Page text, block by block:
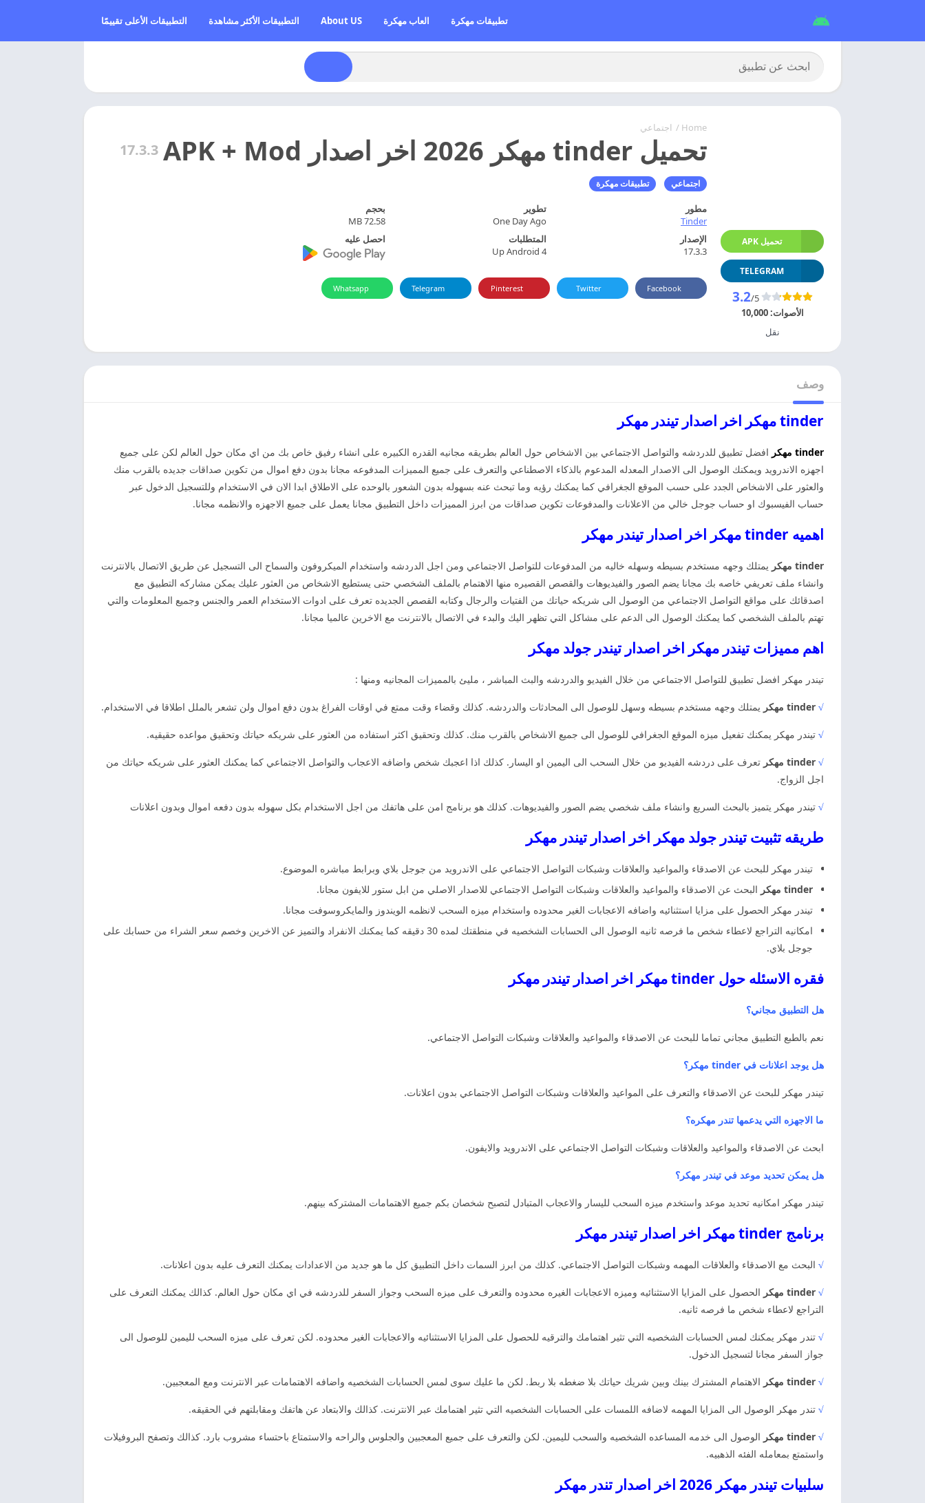
تطبيقات مهكرة العاب مهكرة About US التطبيقات الأكثر مشاهدة التطبيقات الأعلى تقييمًا
Home
/ اجتماعي
تحميل tinder مهكر 2026 اخر اصدار APK + Mod 17.3.3
اجتماعي تطبيقات مهكرة
تحميل APK
TELEGRAM
3.2/5
الأصوات:10,000
نقل
مطور
Tinder
تطوير
One Day Ago
بحجم
72.58 MB
الإصدار
17.3.3
المتطلبات
Up Android 4
احصل عليه
Facebook
Twitter
Pinterest
Telegram
Whatsapp
وصف
tinder مهكر اخر اصدار تيندر مهكر
tinder مهكر
افضل تطبيق للدردشه والتواصل الاجتماعي بين الاشخاص حول العالم بطريقه مجانيه القدره الكبيره على انشاء رفيق خاص بك من اي مكان حول العالم لكن على جميع
اجهزه الاندرويد ويمكنك الوصول الى الاصدار المعدله المدعوم بالذكاء الاصطناعي والتعرف على جميع المميزات المدفوعه مجانا بدون دفع اموال من تكوين صداقات جديده بالقرب منك
والعثور على الاشخاص الجدد على حسب الموقع الجغرافي كما يمكنك رؤيه وما تبحث عنه بسهوله بدون الشعور بالوحده على الاطلاق ابدا الان في الاستخدام وللتسجيل الدخول عبر
حساب الفيسبوك او حساب جوجل خالي من الاعلانات والمدفوعات تكوين صداقات من ابرز المميزات داخل التطبيق مجانا يعمل على جميع الاجهزه والانظمه مجانا.
اهميه tinder مهكر اخر اصدار تيندر مهكر
tinder مهكر
يمتلك وجهه مستخدم بسيطه وسهله خاليه من المدفوعات للتواصل الاجتماعي ومن اجل الدردشه واستخدام الميكروفون والسماح الى التسجيل عن طريق الاتصال بالانترنت
وانشاء ملف تعريفي خاصه بك مجانا يضم الصور والفيديوهات والقصص القصيره منها الاهتمام بالملف الشخصي حتى يستطيع الاشخاص من العثور عليك يمكن مشاركه التطبيق مع
اصدقائك على مواقع التواصل الاجتماعي من الوصول الى شريكه حياتك من الفتيات والرجال وكتابه القصص الجديده تعرف على ادوات الاستخدام العمر والجنس وجميع المعلومات والتي
تهتم بالملف الشخصي كما يمكنك الوصول الى الدعم على مشاكل التي تظهر اليك والبدء في الاتصال بالانترنت مع الاخرين عالميا مجانا.
اهم مميزات تيندر مهكر اخر اصدار تيندر جولد مهكر
تيندر مهكر افضل تطبيق للتواصل الاجتماعي من خلال الفيديو والدردشه والبث المباشر ، مليئ بالمميزات المجانيه ومنها :
√ tinder مهكر يمتلك وجهه مستخدم بسيطه وسهل للوصول الى المحادثات والدردشه. كذلك وقضاء وقت ممتع في اوقات الفراغ بدون دفع اموال ولن تشعر بالملل اطلاقا في الاستخدام.
√ تيندر مهكر يمكنك تفعيل ميزه الموقع الجغرافي للوصول الى جميع الاشخاص بالقرب منك. كذلك وتحقيق اكثر استفاده من العثور على شريكه حياتك وتحقيق مواعده حقيقيه.
√ tinder مهكر
تعرف على دردشه الفيديو من خلال السحب الى اليمين او اليسار. كذلك اذا اعجبك شخص واضافه الاعجاب والتواصل الاجتماعي كما يمكنك العثور على شريكه حياتك من
اجل الزواج.
√ تيندر مهكر يتميز بالبحث السريع وانشاء ملف شخصي يضم الصور والفيديوهات. كذلك هو برنامج امن على هاتفك من اجل الاستخدام بكل سهوله بدون دفعه اموال وبدون اعلانات
طريقه تثبيت تيندر جولد مهكر اخر اصدار تيندر مهكر
تيندر مهكر للبحث عن الاصدقاء والمواعيد والعلاقات وشبكات التواصل الاجتماعي على الاندرويد من جوجل بلاي وبرابط مباشره الموضوع.
tinder مهكر
البحث عن الاصدقاء والمواعيد والعلاقات وشبكات التواصل الاجتماعي للاصدار الاصلي من ابل ستور للايفون مجانا.
تيندر مهكر الحصول على مزايا استثنائيه واضافه الاعجابات الغير محدوده واستخدام ميزه السحب لانظمه الويندوز والمايكروسوفت مجانا.
امكانيه التراجع لاعطاء شخص ما فرصه ثانيه الوصول الى الحسابات الشخصيه في منطقتك لمده 30 دقيقه كما يمكنك الانفراد والتميز عن الاخرين وخصم سعر الشراء من حسابك على
جوجل بلاي.
فقره الاسئله حول tinder مهكر اخر اصدار تيندر مهكر
هل التطبيق مجاني؟
نعم بالطبع التطبيق مجاني تماما للبحث عن الاصدقاء والمواعيد والعلاقات وشبكات التواصل الاجتماعي.
هل يوجد اعلانات في tinder مهكر؟
تيندر مهكر للبحث عن الاصدقاء والتعرف على المواعيد والعلاقات وشبكات التواصل الاجتماعي بدون اعلانات.
ما الاجهزه التي يدعمها تندر مهكره؟
ابحث عن الاصدقاء والمواعيد والعلاقات وشبكات التواصل الاجتماعي على الاندرويد والايفون.
هل يمكن تحديد موعد في تيندر مهكر؟
تيندر مهكر امكانيه تحديد موعد واستخدم ميزه السحب لليسار والاعجاب المتبادل لتصبح شخصان بكم جميع الاهتمامات المشتركه بينهم.
برنامج tinder مهكر اخر اصدار تيندر مهكر
√ البحث مع الاصدقاء والعلاقات المهمه وشبكات التواصل الاجتماعي. كذلك من ابرز السمات داخل التطبيق كل ما هو جديد من الاعدادات يمكنك التعرف عليه بدون اعلانات.
√ tinder مهكر
الحصول على المزايا الاستثنائيه وميزه الاعجابات الغيره محدوده والتعرف على ميزه السحب وجواز السفر للدردشه في اي مكان حول العالم. كذالك يمكنك التعرف على
التراجع لاعطاء شخص ما فرصه ثانيه.
√ تندر مهكر يمكنك لمس الحسابات الشخصيه التي تثير اهتمامك والترقيه للحصول على المزايا الاستثنائيه والاعجابات الغير محدوده. لكن تعرف على ميزه السحب لليمين للوصول الى
جواز السفر مجانا لتسجيل الدخول.
√ tinder مهكر الاهتمام المشترك بينك وبين شريك حياتك بلا ضغطه بلا ربط. لكن ما عليك سوى لمس الحسابات الشخصيه واضافه الاهتمامات عبر الانترنت ومع المعجبين.
√ تندر مهكر الوصول الى المزايا المهمه لاضافه اللمسات على الحسابات الشخصيه التي تثير اهتمامك عبر الانترنت. كذالك والابتعاد عن هاتفك ومقابلتهم في الحقيقه.
√ tinder مهكر
الوصول الى خدمه المساعده الشخصيه والسحب لليمين. لكن والتعرف على جميع المعجبين والجلوس والراحه والاستمتاع باحتساء مشروب بارد. كذالك وتصفح البروفيلات
واستمتع بمعامله الفئه الذهبيه.
سلبيات تيندر مهكر 2026 اخر اصدار تندر مهكر